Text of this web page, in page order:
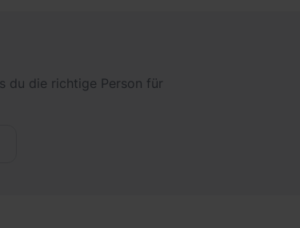
Daten-
Qlik Sense) mit.
(VBA) sind für
du die richtige Person für